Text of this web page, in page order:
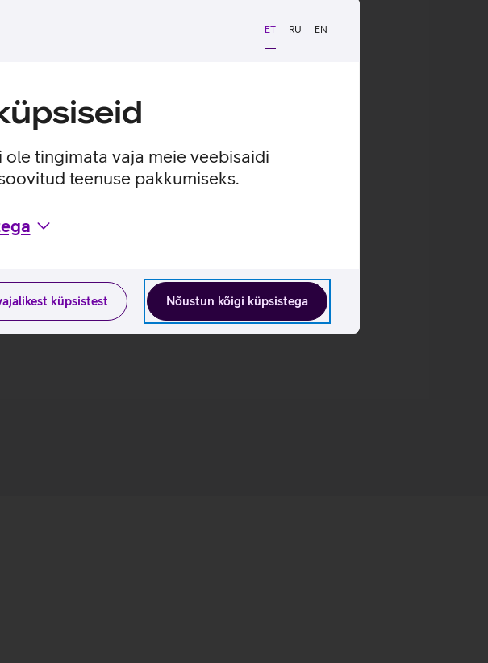
ET RU EN
ole tingimata vaja meie veebisaidi
teenuse pakkumiseks.
Nõustun kõigi küpsistega
küpsistest